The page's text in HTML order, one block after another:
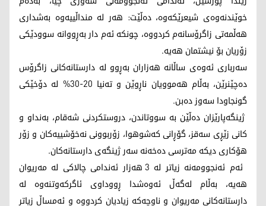
خوێندنەوەی شیعرێکەوە، دەڵێت: هەر لە منداڵییەوە بەشداری
هەڵمەتی زاگرۆسانەم کردووە، چونکە ئەم دار بەڕووانە سوودێکی
زۆریان بۆ نیشتمان هەیە.
سەرباری ئەوەی ساڵانە هەزاران بەڕوو لە دارستانەکانی زاگرۆس
دەچێنرێن، بەڵام هەموویان ناڕوێن و تەنیا 20-30% لە دۆخێکی
گونجاودا سەوز دەبن.
ژینگەپارێزان دەڵێن بە سووتاندن، دروستکردنی شەقام، بەنداو و
کانی زێڕی سەقز، گۆڕانی کەشوهوا، زۆربوونی نەخۆشییەکان و زۆر
هۆکاری دیکە مەترسی دەخەنە سەر ژینگەی دارستانەکان.
ئەم ئەنجوومەنە زیاتر لە 3 هەزار ئەندامی چالاکی لە مەریوان
هەیە، بەڵام لەگەڵ ئەوەشدا ڕووداوی ئاگرکەوتنەوە لە
دارستانەکانی مەریوان و ناوچەکە زیادیان کردووە و ئەمساڵ زیاتر